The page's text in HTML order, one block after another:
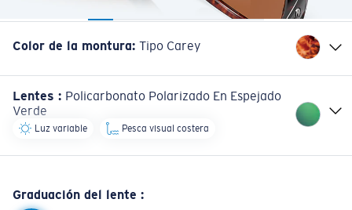
Color de la montura: Tipo Carey
Lentes : Policarbonato Polarizado En Espejado
Verde
Luz variable Pesca visual costera
Graduación del lente :